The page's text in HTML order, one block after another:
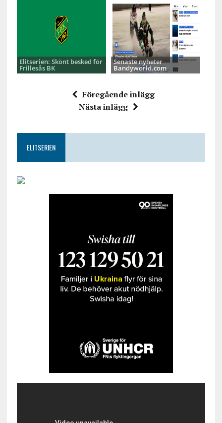
Elitserien: Skönt besked för
Frillesås BK
Senaste nyheter
Bandyworld.com
Föregående inlägg
Nästa inlägg
ELITSERIEN